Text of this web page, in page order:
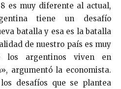
es muy diferente al actual,
tiene un desafío
batalla y esa es la batalla
de nuestro país es muy
los argentinos viven en
argumentó la economista.
desafíos que se plantea